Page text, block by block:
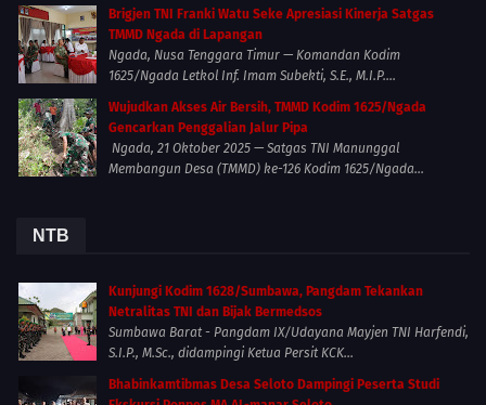
Brigjen TNI Franki Watu Seke Apresiasi Kinerja Satgas
TMMD Ngada di Lapangan
Ngada, Nusa Tenggara Timur — Komandan Kodim
1625/Ngada Letkol Inf. Imam Subekti, S.E., M.I.P....
Wujudkan Akses Air Bersih, TMMD Kodim 1625/Ngada
Gencarkan Penggalian Jalur Pipa
Ngada, 21 Oktober 2025 — Satgas TNI Manunggal
Membangun Desa (TMMD) ke-126 Kodim 1625/Ngada...
NTB
Kunjungi Kodim 1628/Sumbawa, Pangdam Tekankan
Netralitas TNI dan Bijak Bermedsos
Sumbawa Barat - Pangdam IX/Udayana Mayjen TNI Harfendi,
S.I.P., M.Sc., didampingi Ketua Persit KCK...
Bhabinkamtibmas Desa Seloto Dampingi Peserta Studi